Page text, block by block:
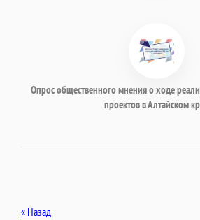
Опрос общественного мнения о ходе
проектов в Алтайском
« Назад